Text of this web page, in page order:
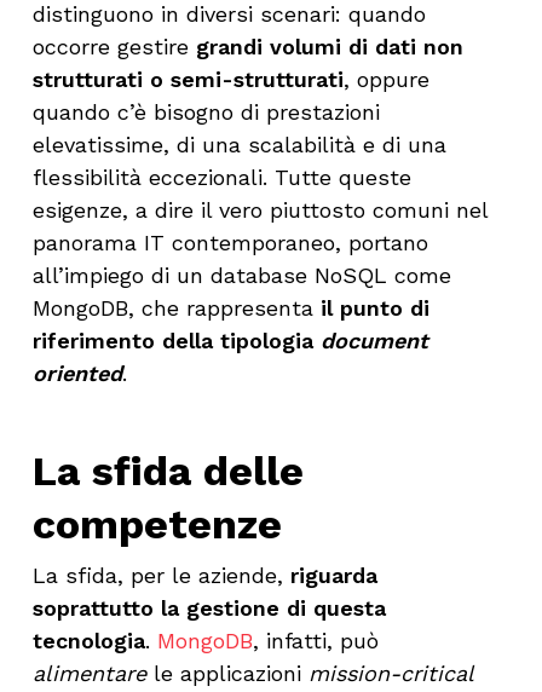
distinguono in diversi scenari: quando
occorre gestire grandi volumi di dati non
strutturati o semi-strutturati, oppure
quando c’è bisogno di prestazioni
elevatissime, di una scalabilità e di una
flessibilità eccezionali. Tutte queste
esigenze, a dire il vero piuttosto comuni nel
panorama IT contemporaneo, portano
all’impiego di un database NoSQL come
MongoDB, che rappresenta il punto di
riferimento della tipologia document
oriented.
La sfida delle
competenze
La sfida, per le aziende, riguarda
soprattutto la gestione di questa
tecnologia. MongoDB, infatti, può
alimentarele applicazioni mission-critical